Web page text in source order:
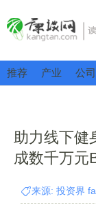
推荐 产业 公司
助力线下健
成数千万元
来源: 投资界